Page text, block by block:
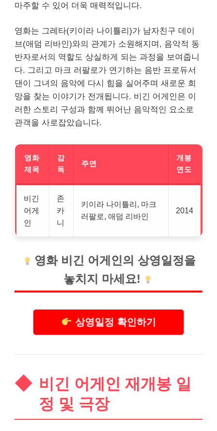
마주할 수 있어 더욱 매력적입니다.
영화는 그레타(키이라 나이틀리)가 남자친구 데이
브(애덤 리바인)와의 관계가 소원해지며, 음악적 동
반자로서의 역할도 상실하게 되는 과정을 보여줍니
다. 그리고 마크 러팔로가 연기하는 음반 프로듀서
댄이 그녀의 음악에 다시 힘을 실어주며 새로운 희
망을 찾는 이야기가 전개됩니다. 비긴 어게인은 이
러한 스토리 구성과 함께 뛰어난 음악적인 요소로
관객을 사로잡았습니다.
영화
제목
감
독
주연
개봉
연도
비긴
어게
인
존
카
니
키이라 나이틀리, 마크
러팔로, 애덤 리바인
2014
영화 비긴 어게인의 상영일정을
놓치지 마세요!
상영일정 확인하기
비긴 어게인 재개봉 일
정 및 극장